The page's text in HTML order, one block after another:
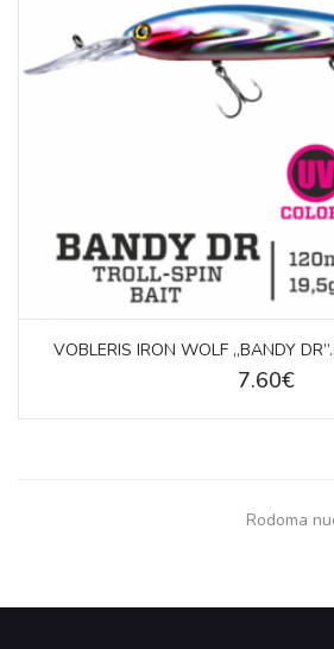
VOBLERIS IRON WOLF „BANDY
7.60€
Rodoma